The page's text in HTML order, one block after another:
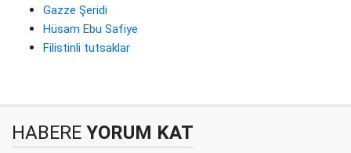
Gazze Şeridi
Hüsam Ebu Safiye
Filistinli tutsaklar
HABERE YORUM KAT